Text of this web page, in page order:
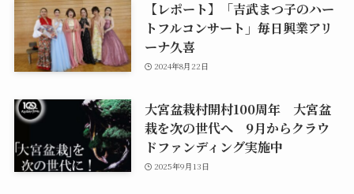
【レポート】「吉武まつ子のハー
トフルコンサート」毎日興業アリ
ーナ久喜
2024年8月22日
大宮盆栽村開村100周年 大宮盆
栽を次の世代へ 9月からクラウ
ドファンディング実施中
2025年9月13日